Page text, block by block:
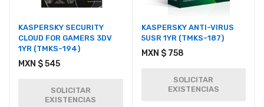
KASPERSKY SECURITY
CLOUD FOR GAMERS 3DV
1YR (TMKS-194)
MXN $ 545
SOLICITAR
EXISTENCIAS
KASPERSKY ANTI-VIRUS
5USR 1YR (TMKS-187)
MXN $ 758
SOLICITAR
EXISTENCIAS